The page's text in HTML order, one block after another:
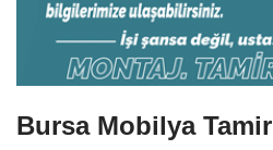
Bursa Mobilya Tamir